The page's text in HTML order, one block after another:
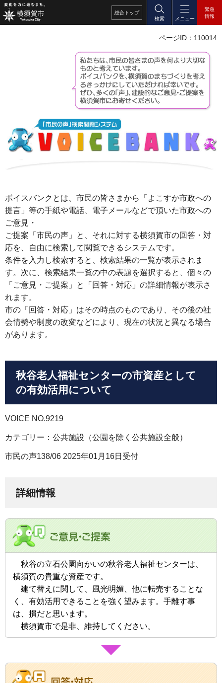
総合 トップ
検索
メニュー
緊急
情報
ページID：110014
ボイスバンクとは、市民の皆さまから「よこすか市政への
提言」等の手紙や電話、電子メールなどで頂いた市政への
ご意見・
ご提案「市民の声」と、それに対する横須賀市の回答・対
応を、自由に検索して閲覧できるシステムです。
条件を入力し検索すると、検索結果の一覧が表示されま
す。次に、検索結果一覧の中の表題を選択すると、個々の
「ご意見・ご提案」と「回答・対応」の詳細情報が表示さ
れます。
市の「回答・対応」はその時点のものであり、その後の社
会情勢や制度の改変などにより、現在の状況と異なる場合
があります。
秋谷老人福祉センターの市資産として
の有効活用について
VOICE NO.9219
カテゴリー：公共施設（公園を除く公共施設全般）
市民の声138/06 2025年01月16日受付
詳細情報
秋谷の立石公園向かいの秋谷老人福祉センターは、
横須賀の貴重な資産です。
建て替えに関して、風光明媚、他に転売することな
く、有効活用できることを強く望みます。手離す事
は、損だと思います。
横須賀市で是非、維持してください。